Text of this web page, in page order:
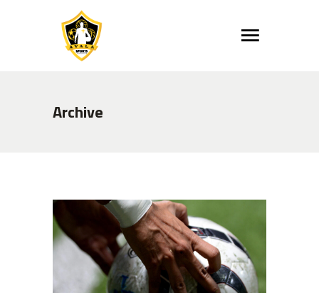
Archive